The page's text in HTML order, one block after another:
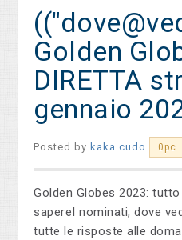
Golden
DIRETTA
gennaio
Posted by kaka cudo 0pc
Golden Globes 2023:
sapereI nominati, dove
tutte le risposte alle